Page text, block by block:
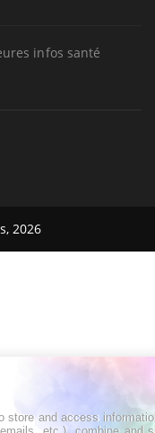
infos santé
2026
store and access
etc.), combine and